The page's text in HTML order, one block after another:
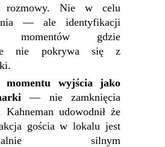
rozmowy. Nie w celu
— ale identyfikacji
momentów gdzie
nie pokrywa się z
momentu wyjścia jako
— nie zamknięcia
Kahneman udowodnił że
gościa w lokalu jest
silnym